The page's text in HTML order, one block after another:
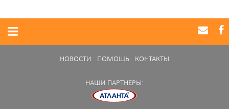
НОВОСТИ ПОМОЩЬ КОНТАКТЫ
НАШИ ПАРТНЕРЫ: